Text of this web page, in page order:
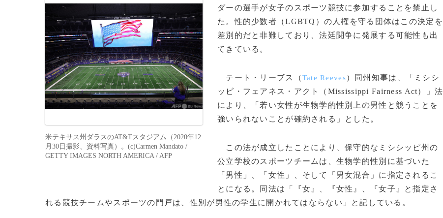
米テキサス州ダラスのAT&Tスタジアム（2020年12
月30日撮影、資料写真）。(c)Carmen Mandato /
GETTY IMAGES NORTH AMERICA / AFP
ダーの選手が女子のスポーツ競技に参加することを禁止し
た。性的少数者（LGBTQ）の人権を守る団体はこの決定を
差別的だと非難しており、法廷闘争に発展する可能性も出
てきている。
テート・リーブス（Tate Reeves）同州知事は、「ミシシ
ッピ・フェアネス・アクト（Mississippi Fairness Act）」法
により、「若い女性が生物学的性別上の男性と競うことを
強いられないことが確約される」とした。
この法が成立したことにより、保守的なミシシッピ州の
公立学校のスポーツチームは、生物学的性別に基づいた
「男性」、「女性」、そして「男女混合」に指定されるこ
とになる。同法は「『女』、『女性』、『女子』と指定さ
れる競技チームやスポーツの門戸は、性別が男性の学生に開かれてはならない」と記している。